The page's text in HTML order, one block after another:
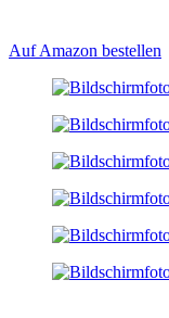
Auf Amazon bestellen